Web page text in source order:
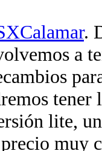
.
a
lite,
muy